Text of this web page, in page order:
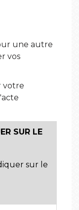
une autre
vos
votre
SUR LE
sur le